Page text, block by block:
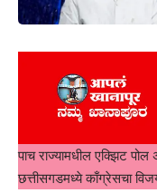
पाच राज्यामधील एक्झिट
छत्तीसगडमध्ये काँग्रेसचा